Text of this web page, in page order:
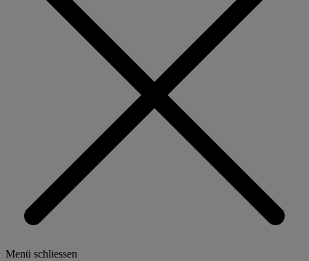
Menü schliessen